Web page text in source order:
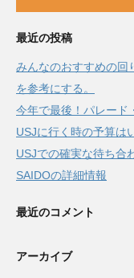
最近の投稿
みんなのおすすめの回
を参考にする。
今年で最後！パレード
USJに行く時の予算は
USJでの確実な待ち合
SAIDOの詳細情報
最近のコメント
アーカイブ